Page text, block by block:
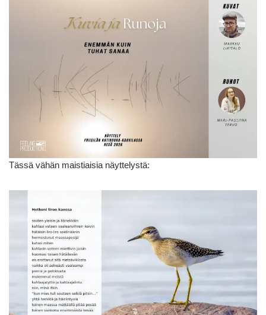
Tässä vähän maistiaisia näyttelystä: